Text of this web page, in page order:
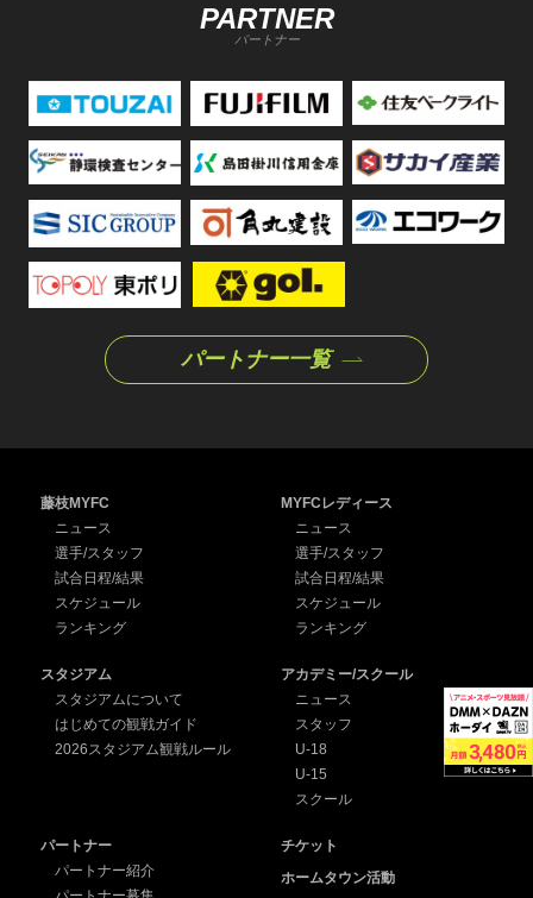
PARTNER
パートナー
パートナー一覧
藤枝MYFC
ニュース
選手/スタッフ
試合日程/結果
スケジュール
ランキング
MYFCレディース
ニュース
選手/スタッフ
試合日程/結果
スケジュール
ランキング
スタジアム
スタジアムについて
はじめての観戦ガイド
2026スタジアム観戦ルール
アカデミー/スクール
ニュース
スタッフ
U-18
U-15
スクール
パートナー
パートナー紹介
チケット
ホームタウン活動